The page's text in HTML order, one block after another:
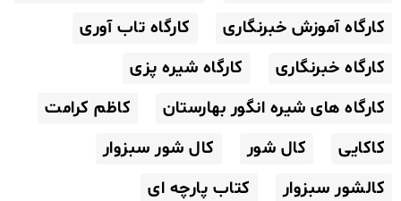
کارگاه آموزش خبرنگاری
کارگاه تاب آوری
کارگاه خبرنگاری
کارگاه شیره پزی
کارگاه های شیره انگور بهارستان
کاظم کرامت
کاکایی
کال شور
کال شور سبزوار
کالشور سبزوار
کتاب پارچه ای